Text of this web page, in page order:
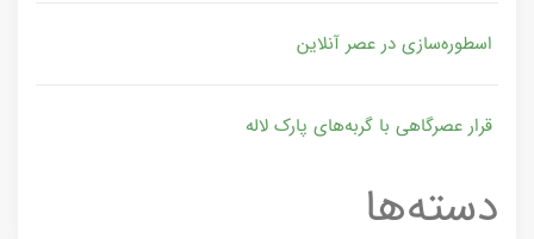
اسطوره‌سازی در عصر آنلاین
قرار عصرگاهی با گربه‌های پارک لاله
دسته‌ها